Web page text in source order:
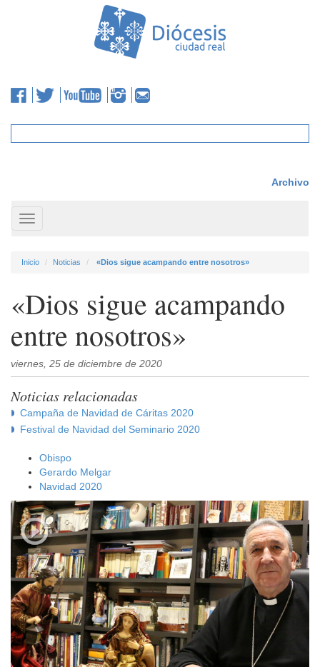
Archivo
Toggle
navigation
Inicio Noticias «Dios sigue acampando entre nosotros»
«Dios sigue acampando
entre nosotros»
viernes, 25 de diciembre de 2020
Noticias relacionadas
Campaña de Navidad de Cáritas 2020
Festival de Navidad del Seminario 2020
Obispo
Gerardo Melgar
Navidad 2020